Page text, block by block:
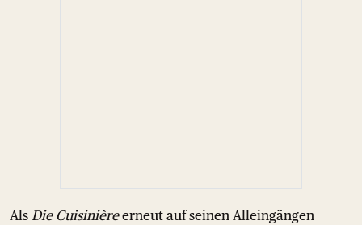
Als Die Cuisinièreerneut auf seinen Alleingängen